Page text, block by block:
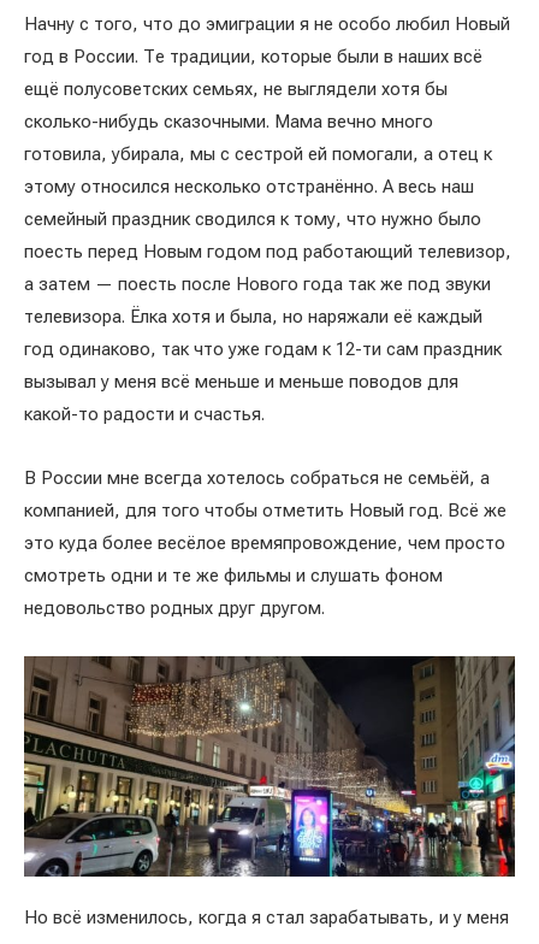
Начну с того, что до эмиграции я не особо любил Новый
год в России. Те традиции, которые были в наших всё
ещё полусоветских семьях, не выглядели хотя бы
сколько-нибудь сказочными. Мама вечно много
готовила, убирала, мы с сестрой ей помогали, а отец к
этому относился несколько отстранённо. А весь наш
семейный праздник сводился к тому, что нужно было
поесть перед Новым годом под работающий телевизор,
а затем — поесть после Нового года так же под звуки
телевизора. Ёлка хотя и была, но наряжали её каждый
год одинаково, так что уже годам к 12-ти сам праздник
вызывал у меня всё меньше и меньше поводов для
какой-то радости и счастья.
В России мне всегда хотелось собраться не семьёй, а
компанией, для того чтобы отметить Новый год. Всё же
это куда более весёлое времяпровождение, чем просто
смотреть одни и те же фильмы и слушать фоном
недовольство родных друг другом.
Но всё изменилось, когда я стал зарабатывать, и у меня